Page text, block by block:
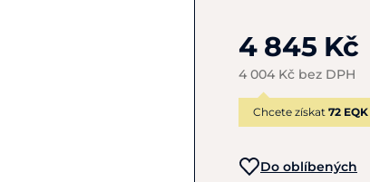
4 845 Kč
4 004 Kč bez DPH
Chcete získat 72 EQK
Do oblíbených